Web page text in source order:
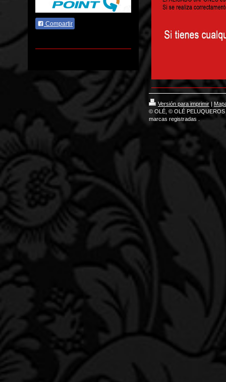
Compartir
Versión para imprimir |
© OLÉ, © OLÉ
marcas registradas .